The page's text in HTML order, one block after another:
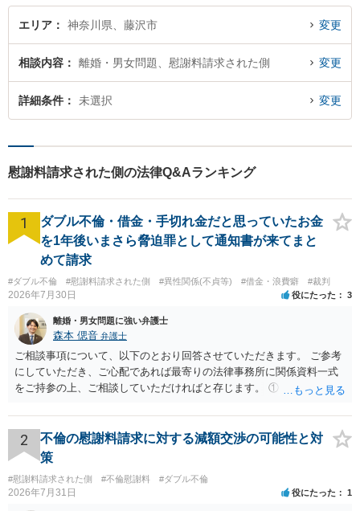
分】
エリア 神奈川県、藤沢市 変更
相談内容 離婚・男女問題、慰謝料請求された側 変更
詳細条件 未選択 変更
慰謝料請求された側の法律Q&Aランキング
1
ダブル不倫・借金・手切れ金だと思っていたお金
を1年後いまさら脅迫罪として通知書が来てまと
めて請求
#ダブル不倫 #慰謝料請求された側 #異性関係(不貞等) #借金・浪費癖 #裁判
2026年7月30日 役にたった 3
離婚・男女問題に強い弁護士
森本 偲音 弁護士
ご相談事項について、以下のとおり回答させていただきます。 ご参考
にしていただき、ご心配であれば最寄りの法律事務所に関係資料一式
をご持参の上、ご相談していただければと存じます。 ① このLINEの
される可能性はあるのか ⇒LINEを含む１００万円の貸付に至るまでの
やり取り等の経緯、誓約書の内容等を踏まえて、関係を清算するため
の 金銭であったと評価される可能性はあると考えます。 ② 「今後一
どの程度証拠価値があるのか ⇒前後のやり取りや誓約書の具体的内容
を見ない限り、具体的な判断はできませんが、一定の証拠価値はある
2
不倫の慰謝料請求に対する減額交渉の可能性と対
策
#慰謝料請求された側 #不倫慰謝料 #ダブル不倫
2026年7月31日 役にたった 1